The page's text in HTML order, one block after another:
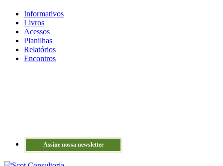
Informativos
Livros
Acessos
Planilhas
Relatórios
Encontros
Assine nossa newsletter